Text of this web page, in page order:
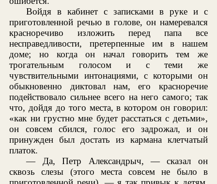
Войдя в кабинет с записками в руке и с
приготовленной речью в голове, он намеревался
красноречиво изложить перед папа все
несправедливости, претерпенные им в нашем
доме; но когда он начал говорить тем же
трогательным голосом и с теми же
чувствительными интонациями, с которыми он
обыкновенно диктовал нам, его красноречие
подействовало сильнее всего на него самого; так
что, дойдя до того места, в котором он говорил:
«как ни грустно мне будет расстаться с детьми»,
он совсем сбился, голос его задрожал, и он
принужден был достать из кармана клетчатый
платок.
— Да, Петр Александрыч, — сказал он
сквозь слезы (этого места совсем не было в